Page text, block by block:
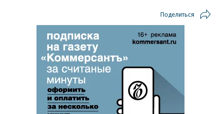
Поделиться